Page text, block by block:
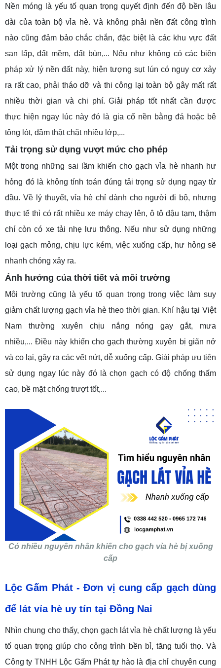
Nền móng là yếu tố quan trọng quyết định đến độ bền lâu
dài của toàn bộ vỉa hè. Và không phải nền đất công trình
nào cũng đảm bảo chắc chắn, đặc biệt là các khu vực đất
san lấp, đất mềm, đất bùn,... Nếu như không có các biện
pháp xử lý nền đất này, hiện tượng sụt lún có nguy cơ xảy
ra rất cao, phải tháo dỡ và thi công lại toàn bộ gây mất rất
nhiều thời gian và chi phí. Giải pháp tốt nhất cần được
thực hiện ngay lúc này đó là gia cố nền bằng đá hoặc bê
tông lót, đầm thật chặt nhiều lớp,...
Tải trọng sử dụng vượt mức cho phép
Một trong những sai lầm khiến cho gạch vỉa hè nhanh hư
hỏng đó là không tính toán đúng tải trọng sử dụng ngay từ
đầu. Về lý thuyết, vỉa hè chỉ dành cho người đi bộ, nhưng
thực tế thì có rất nhiều xe máy chạy lên, ô tô đậu tạm, thậm
chí còn có xe tải nhẹ lưu thông. Nếu như sử dụng những
loại gạch mỏng, chịu lực kém, việc xuống cấp, hư hỏng sẽ
nhanh chóng xảy ra.
Ảnh hưởng của thời tiết và môi trường
Môi trường cũng là yếu tố quan trọng trong việc làm suy
giảm chất lượng gạch vỉa hè theo thời gian. Khí hậu tại Việt
Nam thường xuyên chịu nắng nóng gay gắt, mưa
nhiều,... Điều này khiến cho gạch thường xuyên bị giãn nở
và co lại, gây ra các vết nứt, dễ xuống cấp. Giải pháp ưu tiên
sử dụng ngay lúc này đó là chọn gạch có độ chống thấm
cao, bề mặt chống trượt tốt,...
Có nhiều nguyên nhân khiến cho gạch vỉa hè bị xuống
cấp
Lộc Gấm Phát - Đơn vị cung cấp gạch dùng
để lát vỉa hè uy tín tại Đồng Nai
Nhìn chung cho thấy, chọn gạch lát vỉa hè chất lượng là yếu
tố quan trọng giúp cho công trình bền bỉ, tăng tuổi thọ. Và
Công ty TNHH Lộc Gấm Phát tự hào là địa chỉ chuyên cung